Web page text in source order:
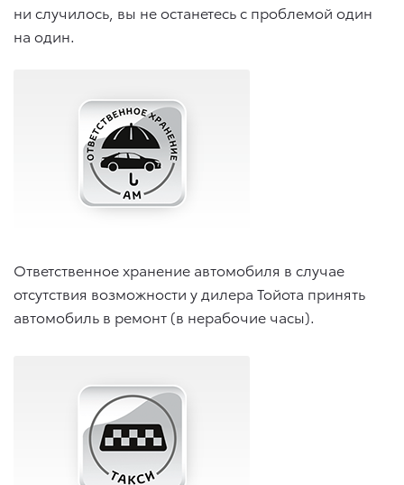
ни случилось, вы не останетесь с проблемой один
на один.
Ответственное хранение автомобиля в случае
отсутствия возможности у дилера Тойота принять
автомобиль в ремонт (в нерабочие часы).